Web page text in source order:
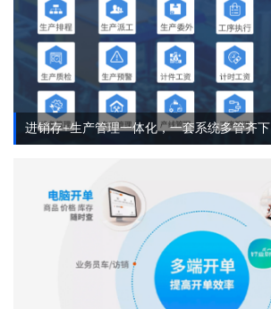
进销存+生产管理一体化，一套系统多管齐下